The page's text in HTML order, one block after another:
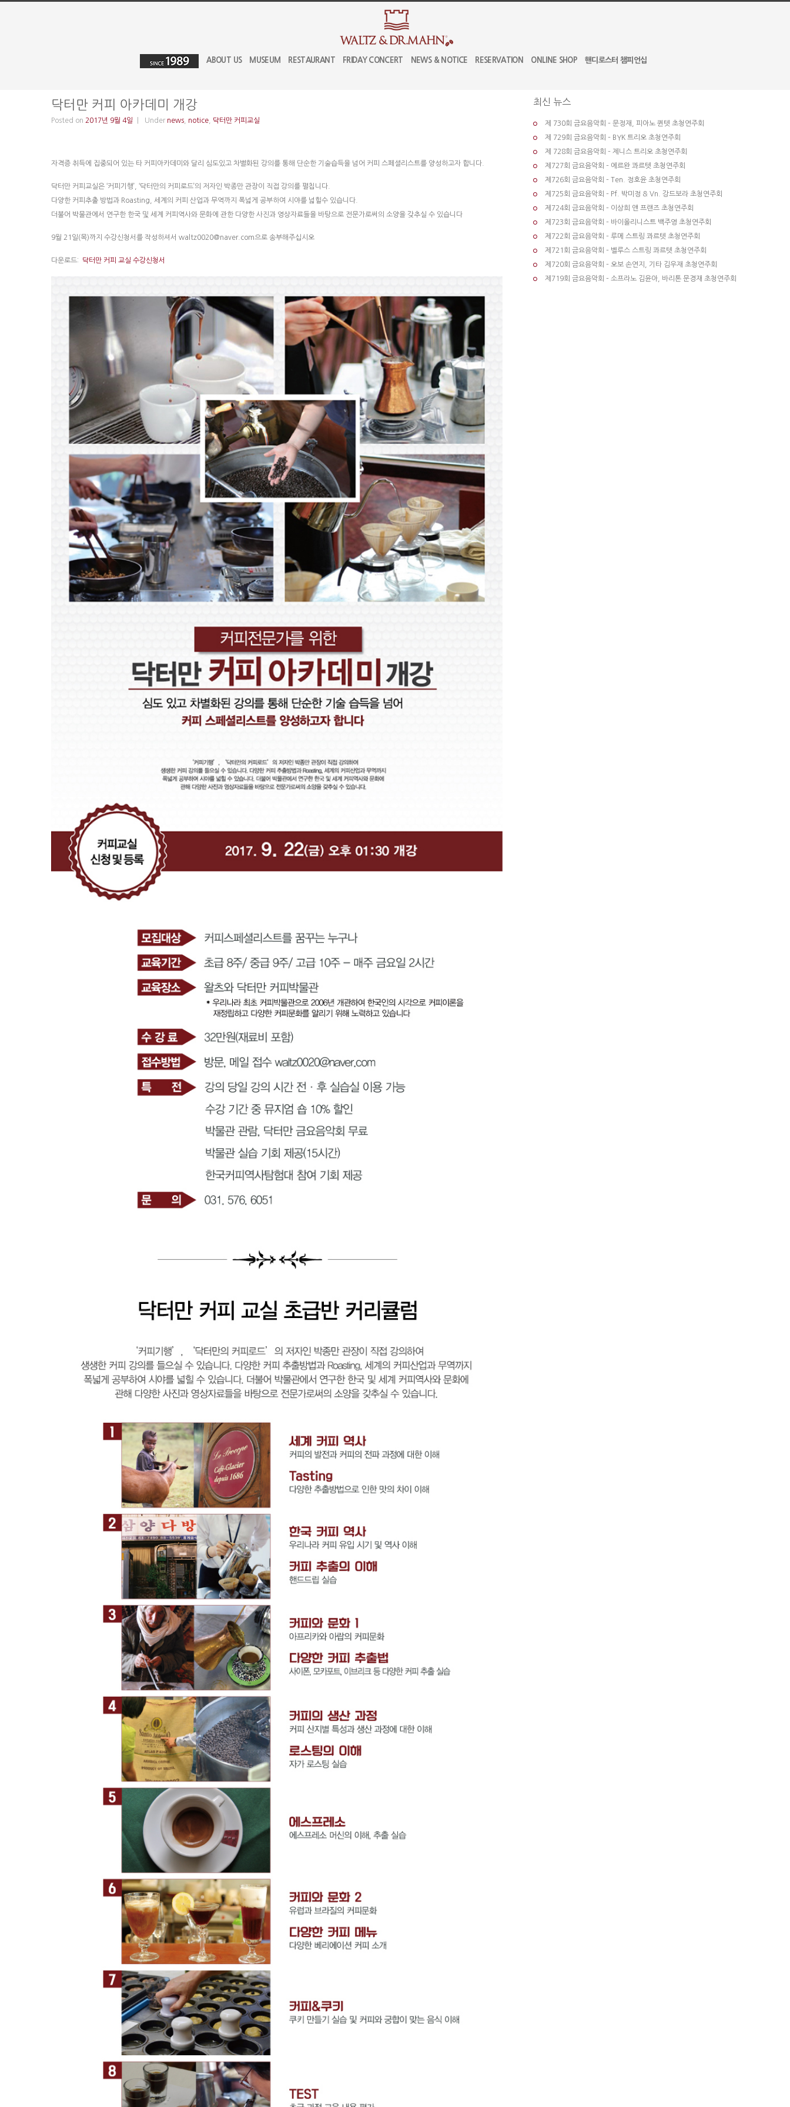
ABOUT US MUSEUM RESTAURANT FRIDAY CONCERT NEWS & NOTICE RESERVATION ONLINE SHOP 핸디로스터 챔피언십
닥터만 커피 아카데미 개강
Posted on 2017년 9월 4일 Under news notice 닥터만 커피교실
자격증 취득에 집중되어 있는 타 커피아카데미와 달리 심도있고 차별화된 강의를 통해 단순한 기술습득을 넘어 커피 스페셜리스트를 양성하고자 합니다.
닥터만 커피교실은 ‘커피기행’, ‘닥터만의 커피로드’의 저자인 박종만 관장이 직접 강의를 펼칩니다.
다양한 커피추출 방법과 Roasting, 세계의 커피 산업과 무역까지 폭넓게 공부하여 시야를 넓힐수 있습니다.
더불어 박물관에서 연구한 한국 및 세계 커피역사와 문화에 관한 다양한 사진과 영상자료들을 바탕으로 전문가로써의 소양을 갖추실 수 있습니다
9월 21일(목)까지 수강신청서를 작성하셔서 waltz0020@naver.com으로 송부해주십시오
다운로드: 닥터만 커피 교실 수강신청서
최신 뉴스
제 730회 금요음악회 – 문정재, 피아노 퀸텟 초청연주회
제 729회 금요음악회 – BYK 트리오 초청연주회
제 728회 금요음악회 – 제니스 트리오 초청연주회
제727회 금요음악회 – 에르완 콰르텟 초청연주회
제726회 금요음악회 – Ten. 정호윤 초청연주회
제725회 금요음악회 – Pf. 박미정 & Vn. 강드보라 초청연주회
제724회 금요음악회 – 이상희 앤 프랜즈 초청연주회
제723회 금요음악회 – 바이올리니스트 백주영 초청연주회
제722회 금요음악회 – 루메 스트링 콰르텟 초청연주회
제721회 금요음악회 – 벨루스 스트링 콰르텟 초청연주회
제720회 금요음악회 – 오보 손연지, 기타 김우재 초청연주회
제719회 금요음악회 – 소프라노 김윤아, 바리톤 문경재 초청연주회